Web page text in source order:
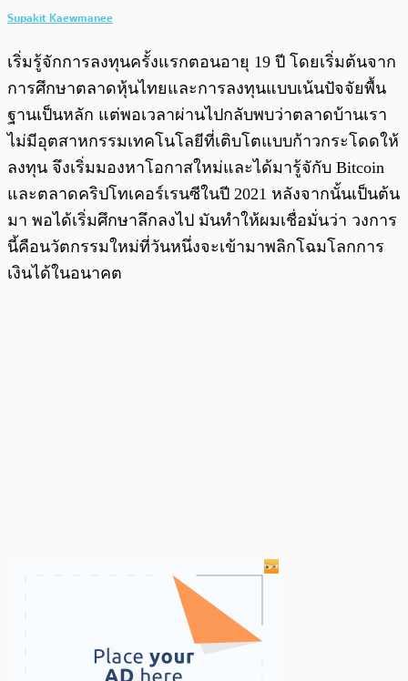
Supakit Kaewmanee
เริ่มรู้จักการลงทุนครั้งแรกตอนอายุ 19 ปี โดยเริ่มต้นจาก
การศึกษาตลาดหุ้นไทยและการลงทุนแบบเน้นปัจจัยพื้น
ฐานเป็นหลัก แต่พอเวลาผ่านไปกลับพบว่าตลาดบ้านเรา
ไม่มีอุตสาหกรรมเทคโนโลยีที่เติบโตแบบก้าวกระโดดให้
ลงทุน จึงเริ่มมองหาโอกาสใหม่และได้มารู้จักับ Bitcoin
และตลาดคริปโทเคอร์เรนซีในปี 2021 หลังจากนั้นเป็นต้น
มา พอได้เริ่มศึกษาลึกลงไป มันทำให้ผมเชื่อมั่นว่า วงการ
นี้คือนวัตกรรมใหม่ที่วันหนึ่งจะเข้ามาพลิกโฉมโลกการ
เงินได้ในอนาคต